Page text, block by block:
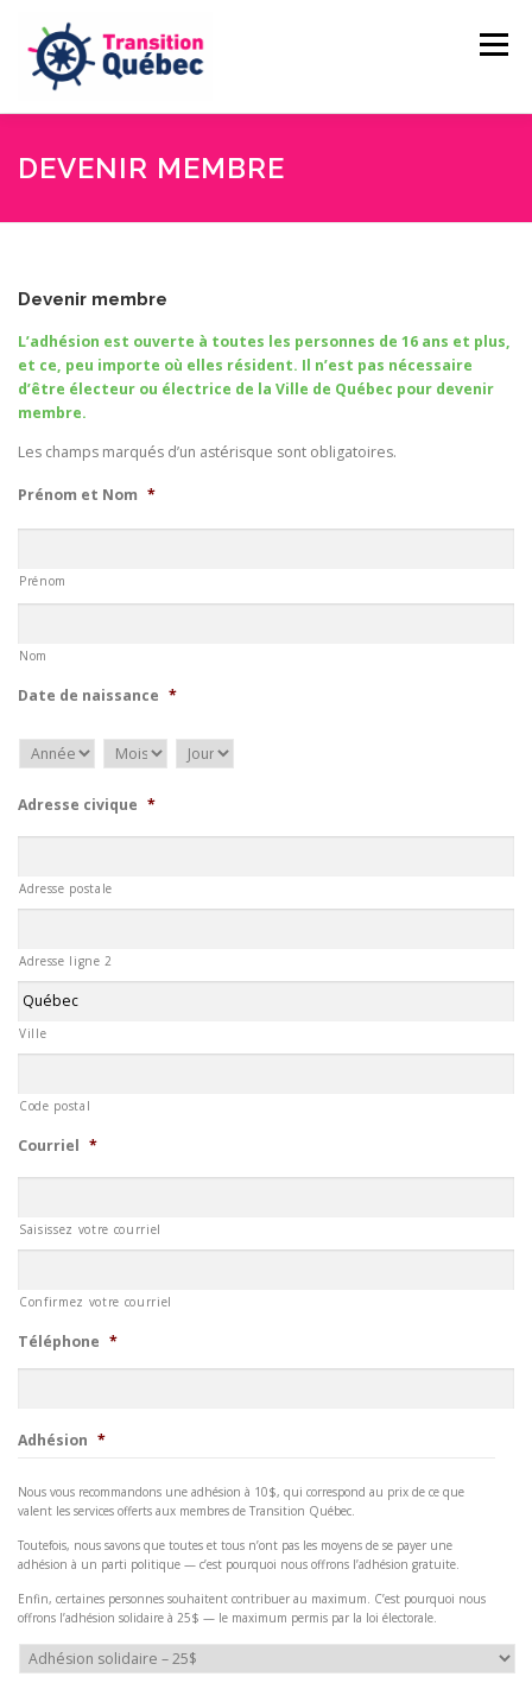
contenu
Menu
CAMILLE LAMBERT-DEUBELBEISS
NOUVELLES FAIRE UN DON
DEVENIR MEMBRE
Devenir membre
L’adhésion est ouverte à toutes les personnes de 16 ans et plus,
et ce, peu importe où elles résident. Il n’est pas nécessaire
d’être électeur ou électrice de la Ville de Québec pour devenir
membre.
Les champs marqués d’un astérisque sont obligatoires.
Prénom et Nom *
Prénom
Nom
Date de naissance *
Année Mois Jour
Adresse civique *
Adresse postale
Adresse ligne 2
Ville
Code postal
Courriel *
Saisissez votre courriel
Confirmez votre courriel
Téléphone *
Adhésion *
Nous vous recommandons une adhésion à 10$, qui correspond au prix de ce que
valent les services offerts aux membres de Transition Québec.
Toutefois, nous savons que toutes et tous n’ont pas les moyens de se payer une
adhésion à un parti politique — c’est pourquoi nous offrons l’adhésion gratuite.
Enfin, certaines personnes souhaitent contribuer au maximum. C’est pourquoi nous
offrons l’adhésion solidaire à 25$ — le maximum permis par la loi électorale.